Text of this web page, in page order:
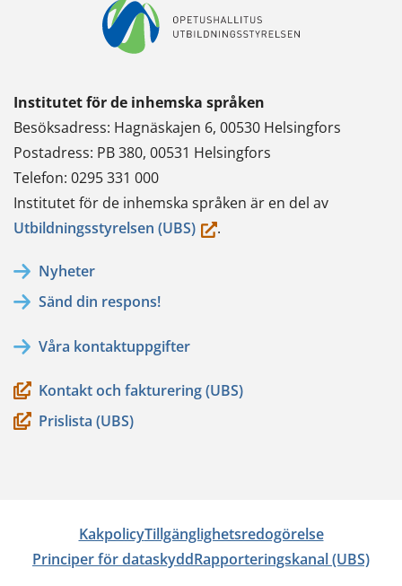
Institutet för de inhemska språken
Besöksadress: Hagnäskajen 6, 00530 Helsingfors
Postadress: PB 380, 00531 Helsingfors
Telefon: 0295 331 000
Institutet för de inhemska språken är en del av
Utbildningsstyrelsen (UBS)(du.
Nyheter
Sänd din respons!
Våra kontaktuppgifter
Kontakt och fakturering (UBS)
Prislista (UBS)
KakpolicyTillgänglighetsredogörelse
Principer för dataskyddRapporteringskanal (UBS)